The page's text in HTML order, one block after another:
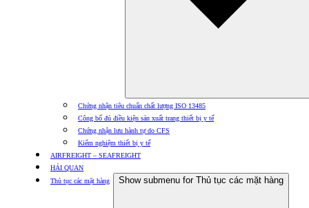
Chứng nhận tiêu chuẩn chất lượng ISO 13485
Công bố đủ điều kiện sản xuất trang thiết bị y tế
Chứng nhận lưu hành tự do CFS
Kiểm nghiệm thiết bị y tế
AIRFREIGHT – SEAFREIGHT
HẢI QUAN
Thủ tục các mặt hàng
Show submenu for Thủ tục các mặt hàng